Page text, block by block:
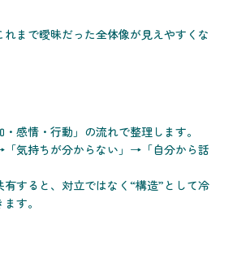
まで曖昧だった全体像が見えやすくな
感情・行動」の流れで整理します。
気持ちが分からない」→「自分から話
有すると、対立ではなく“構造”として冷
す。